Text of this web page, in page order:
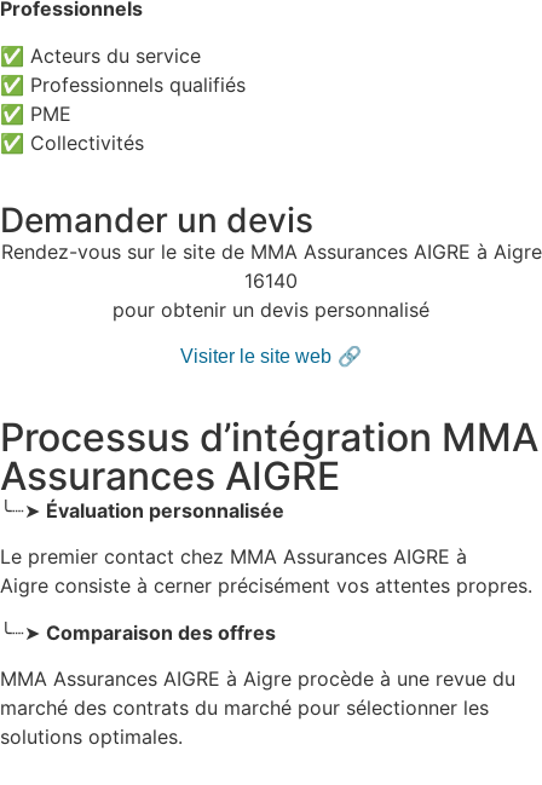
Professionnels
✅ Acteurs du service
✅ Professionnels qualifiés
✅ PME
✅ Collectivités
Demander un devis
Rendez-vous sur le site de MMA Assurances AIGRE à Aigre
16140
pour obtenir un devis personnalisé
Visiter le site web 🔗
Processus d’intégration MMA
Assurances AIGRE
╰┈➤ Évaluation personnalisée
Le premier contact chez MMA Assurances AIGRE à
Aigre consiste à cerner précisément vos attentes propres.
╰┈➤ Comparaison des offres
MMA Assurances AIGRE à Aigre procède à une revue du
marché des contrats du marché pour sélectionner les
solutions optimales.